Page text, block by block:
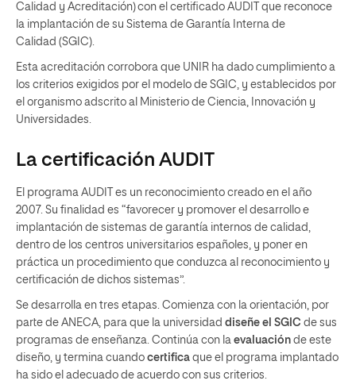
Calidad y Acreditación)con el certificado AUDIT
que reconoce
la implantación de su Sistema de Garantía Interna de
Calidad (SGIC).
Esta acreditación corrobora que UNIR ha dado cumplimiento a
los criterios exigidos por el modelo de SGIC, y establecidos por
e l organismo adscrito al Ministerio de Ciencia, Innovación y
Universidades.
La certificación AUDIT
El programa AUDIT es un reconocimiento creado en el año
2007. Su finalidad es “favorecer y promover el desarrollo e
implantación de sistemas de garantía internos de calidad,
dentro de los centros universitarios españoles, y poner en
práctica un procedimiento que conduzca al reconocimiento y
certificación de dichos sistemas”.
Se desarrolla en tres etapas. Comienza con la orientación, por
parte de ANECA, para que la universidad diseñe el SGIC de sus
programas de enseñanza. Continúa con la evaluación de este
diseño, y termina cuando certifica que el programa implantado
ha sido el adecuado de acuerdo con sus criterios.